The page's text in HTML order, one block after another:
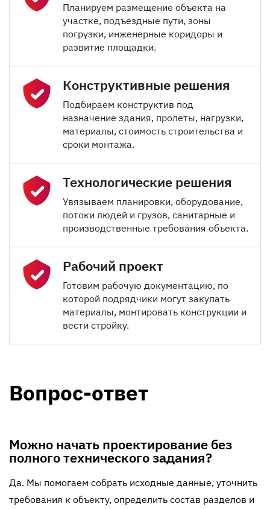
Планируем размещение объекта на
участке, подъездные пути, зоны
погрузки, инженерные коридоры и
развитие площадки.
Конструктивные решения
Подбираем конструктив под
назначение здания, пролеты, нагрузки,
материалы, стоимость строительства и
сроки монтажа.
Технологические решения
Увязываем планировки, оборудование,
потоки людей и грузов, санитарные и
производственные требования объекта.
Рабочий проект
Готовим рабочую документацию, по
которой подрядчики могут закупать
материалы, монтировать конструкции и
вести стройку.
Вопрос-ответ
Можно начать проектирование без
полного технического задания?
Да. Мы помогаем собрать исходные данные, уточнить
требования к объекту, определить состав разделов и